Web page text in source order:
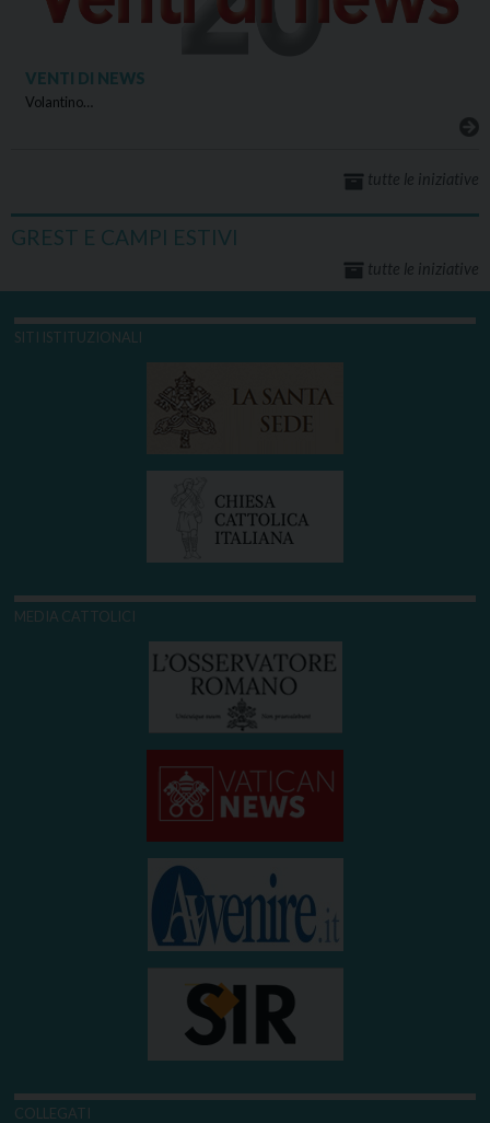
VENTI DI NEWS
Volantino…
tutte le iniziative
GREST E CAMPI ESTIVI
tutte le iniziative
SITI ISTITUZIONALI
MEDIA CATTOLICI
COLLEGATI